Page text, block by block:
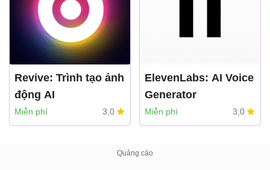
Revive: Trình tạo ảnh
động AI
REFACEAI LIMITED
Miễn phí 3,0
ElevenLabs: AI Voice
Generator
Eleven Labs INC
Miễn phí 3,0